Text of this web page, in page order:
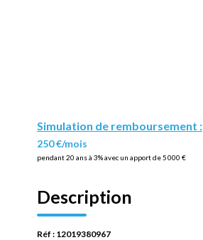
Simulation de remboursement :
250 €/mois
pendant 20 ans à 3% avec un apport de 5 000 €
Description
Réf : 12019380967